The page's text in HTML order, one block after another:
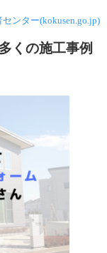
ンター(kokusen.go.jp)
くの施工事例